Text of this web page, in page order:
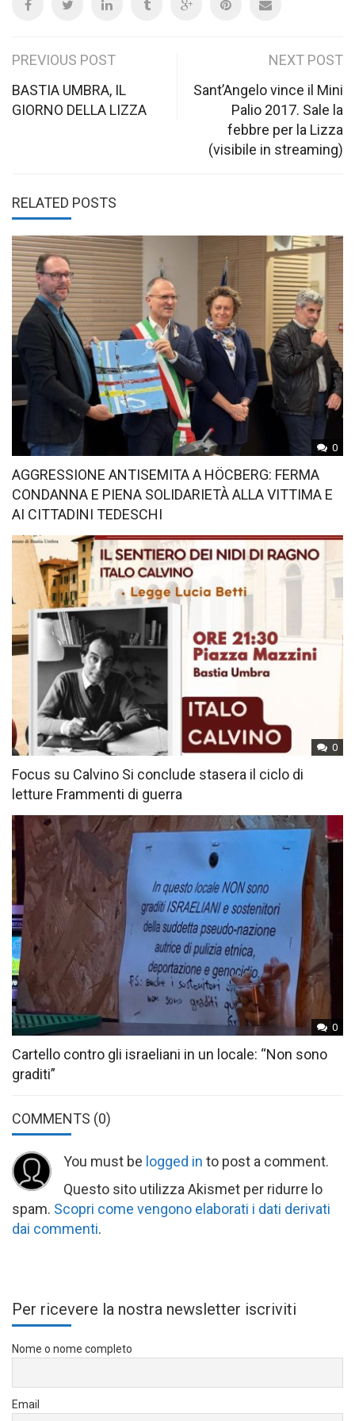
Post
navigation
PREVIOUS POST
BASTIA UMBRA, IL
GIORNO DELLA LIZZA
NEXT POST
Sant’Angelo vince il Mini
Palio 2017. Sale la
febbre per la Lizza
(visibile in streaming)
RELATED POSTS
0
AGGRESSIONE ANTISEMITA A HÖCBERG: FERMA
CONDANNA E PIENA SOLIDARIETÀ ALLA VITTIMA E
AI CITTADINI TEDESCHI
0
Focus su Calvino Si conclude stasera il ciclo di
letture Frammenti di guerra
0
Cartello contro gli israeliani in un locale: “Non sono
graditi”
COMMENTS (0)
You must be logged in to post a comment.
Questo sito utilizza Akismet per ridurre lo
spam. Scopri come vengono elaborati i dati derivati
dai commenti.
Per ricevere la nostra newsletter iscriviti
Nome o nome completo
Email